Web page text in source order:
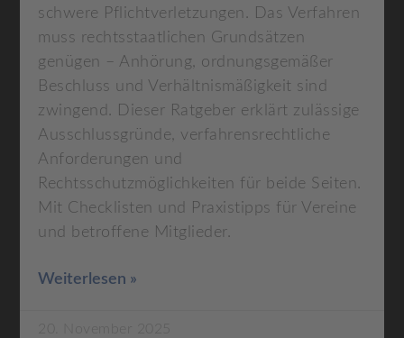
schwere Pflichtverletzungen. Das Verfahren
muss rechtsstaatlichen Grundsätzen
genügen – Anhörung, ordnungsgemäßer
Beschluss und Verhältnismäßigkeit sind
zwingend. Dieser Ratgeber erklärt zulässige
Ausschlussgründe, verfahrensrechtliche
Anforderungen und
Rechtsschutzmöglichkeiten für beide Seiten.
Mit Checklisten und Praxistipps für Vereine
und betroffene Mitglieder.
Weiterlesen »